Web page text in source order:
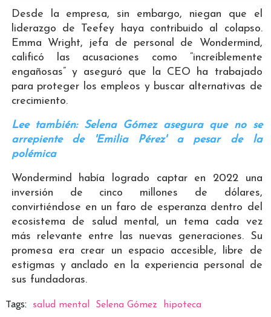
Desde la empresa, sin embargo, niegan que el
liderazgo de Teefey haya contribuido al colapso.
Emma Wright, jefa de personal de Wondermind,
calificó las acusaciones como “increíblemente
engañosas” y aseguró que la CEO ha trabajado
para proteger los empleos y buscar alternativas de
crecimiento.
Lee también: Selena Gómez asegura que no se
arrepiente de 'Emilia Pérez' a pesar de la
polémica
Wondermind había logrado captar en 2022 una
inversión de cinco millones de dólares,
convirtiéndose en un faro de esperanza dentro del
ecosistema de salud mental, un tema cada vez
más relevante entre las nuevas generaciones. Su
promesa era crear un espacio accesible, libre de
estigmas y anclado en la experiencia personal de
sus fundadoras.
Tags: salud mental Selena Gómez hipoteca